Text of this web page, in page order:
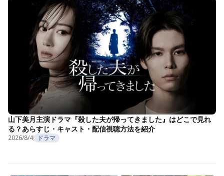
山下美月主演ドラマ『殺した夫が帰ってきました』はどこで見れ
る？あらすじ・キャスト・配信視聴方法を紹介
2026/8/4 ドラマ